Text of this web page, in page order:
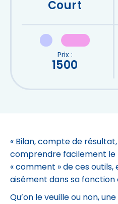
Court
Prix :
1500
« Bilan, compte de
comprendre facilement le
« comment » de ces
aisément dans sa fonction
Qu’on le veuille ou non,